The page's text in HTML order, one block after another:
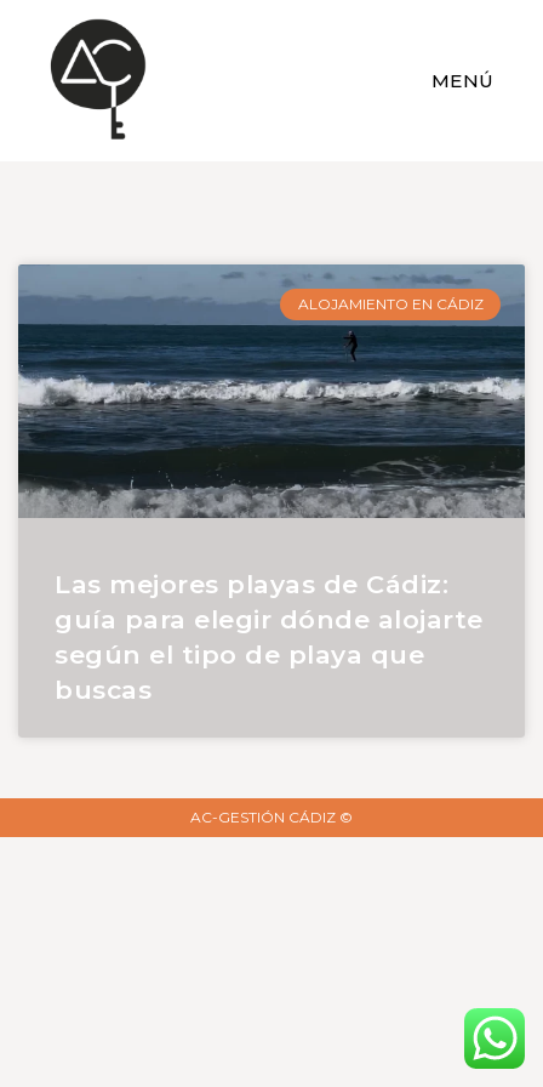
MENÚ
ALOJAMIENTO EN CÁDIZ
Las mejores playas de Cádiz:
guía para elegir dónde alojarte
según el tipo de playa que
buscas
AC-GESTIÓN CÁDIZ ©